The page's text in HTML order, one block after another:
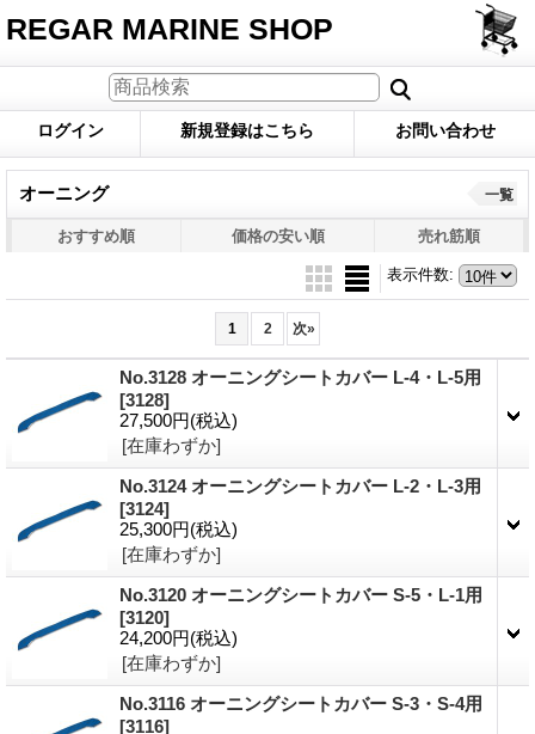
REGAR MARINE SHOP
ログイン 新規登録はこちら お問い合わせ
オーニング 一覧
おすすめ順 価格の安い順 売れ筋順
表示件数:
1 2 次»
No.3128 オーニングシートカバー L-4・L-5用
[3128]
27,500円(税込)
[在庫わずか]
No.3124 オーニングシートカバー L-2・L-3用
[3124]
25,300円(税込)
[在庫わずか]
No.3120 オーニングシートカバー S-5・L-1用
[3120]
24,200円(税込)
[在庫わずか]
No.3116 オーニングシートカバー S-3・S-4用
[3116]